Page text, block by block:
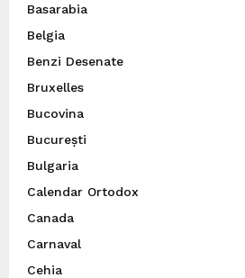
Basarabia
Belgia
Benzi Desenate
Bruxelles
Bucovina
București
Bulgaria
Calendar Ortodox
Canada
Carnaval
Cehia